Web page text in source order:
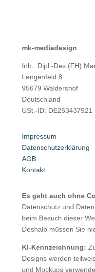
mk-mediadesign
Inh.: Dipl.-Des.(FH)
Lengenfeld 8
95679 Waldershof
Deutschland
USt.-ID: DE253437921
Impressum
Datenschutzerklärung
AGB
Kontakt
Es geht auch ohne
Datenschutz und
beim Besuch dieser
Deshalb müssen Sie
KI-Kennzeichnung:
Designs werden
und Mockups